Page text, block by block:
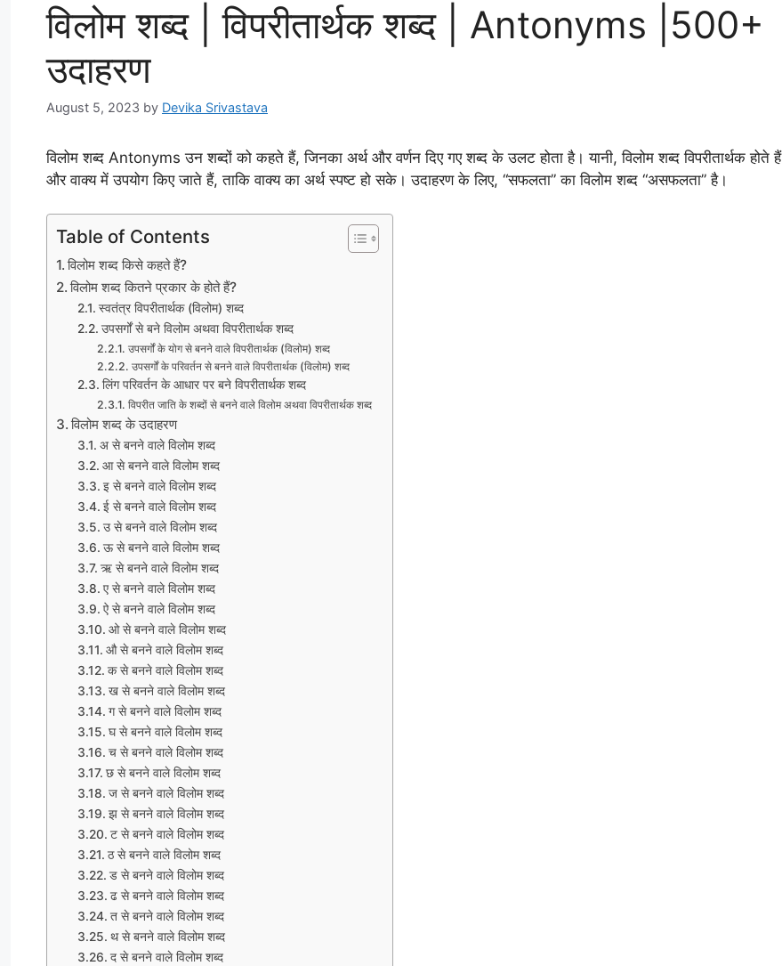
विलोम शब्द | विपरीतार्थक शब्द | Antonyms |500+
उदाहरण
August 5, 2023 by Devika Srivastava
विलोम शब्द Antonyms उन शब्दों को कहते हैं, जिनका अर्थ और वर्णन दिए गए शब्द के उलट होता है। यानी, विलोम शब्द विपरीतार्थक होते हैं
और वाक्य में उपयोग किए जाते हैं, ताकि वाक्य का अर्थ स्पष्ट हो सके। उदाहरण के लिए, “सफलता” का विलोम शब्द “असफलता” है।
Table of Contents
विलोम शब्द किसे कहते हैं?
विलोम शब्द कितने प्रकार के होते हैं?
स्वतंत्र विपरीतार्थक (विलोम) शब्द
उपसर्गों से बने विलोम अथवा विपरीतार्थक शब्द
उपसर्गों के योग से बनने वाले विपरीतार्थक (विलोम) शब्द
उपसर्गों के परिवर्तन से बनने वाले विपरीतार्थक (विलोम) शब्द
लिंग परिवर्तन के आधार पर बने विपरीतार्थक शब्द
विपरीत जाति के शब्दों से बनने वाले विलोम अथवा विपरीतार्थक शब्द
विलोम शब्द के उदाहरण
अ से बनने वाले विलोम शब्द
आ से बनने वाले विलोम शब्द
इ से बनने वाले विलोम शब्द
ई से बनने वाले विलोम शब्द
उ से बनने वाले विलोम शब्द
ऊ से बनने वाले विलोम शब्द
ऋ से बनने वाले विलोम शब्द
ए से बनने वाले विलोम शब्द
ऐ से बनने वाले विलोम शब्द
ओ से बनने वाले विलोम शब्द
औ से बनने वाले विलोम शब्द
क से बनने वाले विलोम शब्द
ख से बनने वाले विलोम शब्द
ग से बनने वाले विलोम शब्द
घ से बनने वाले विलोम शब्द
च से बनने वाले विलोम शब्द
छ से बनने वाले विलोम शब्द
ज से बनने वाले विलोम शब्द
झ से बनने वाले विलोम शब्द
ट से बनने वाले विलोम शब्द
ठ से बनने वाले विलोम शब्द
ड से बनने वाले विलोम शब्द
ढ से बनने वाले विलोम शब्द
त से बनने वाले विलोम शब्द
थ से बनने वाले विलोम शब्द
द से बनने वाले विलोम शब्द